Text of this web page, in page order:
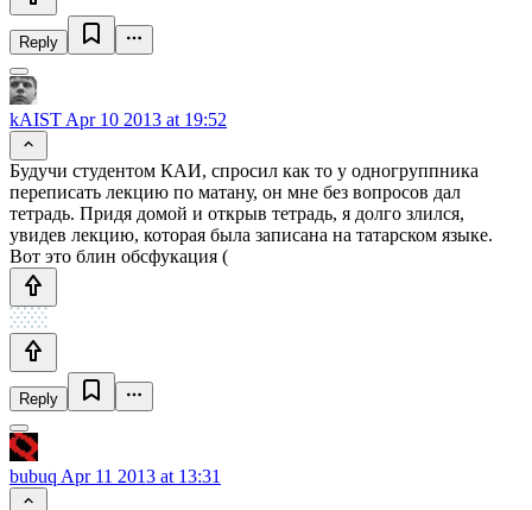
Reply
kAIST Apr 10 2013 at 19:52
Будучи студентом КАИ, спросил как то у одногруппника
переписать лекцию по матану, он мне без вопросов дал
тетрадь. Придя домой и открыв тетрадь, я долго злился,
увидев лекцию, которая была записана на татарском языке.
Вот это блин обсфукация (
Reply
bubuq Apr 11 2013 at 13:31